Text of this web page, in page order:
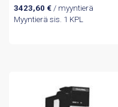
3423,60 €/ myyntierä
Myyntierä sis. 1 KPL